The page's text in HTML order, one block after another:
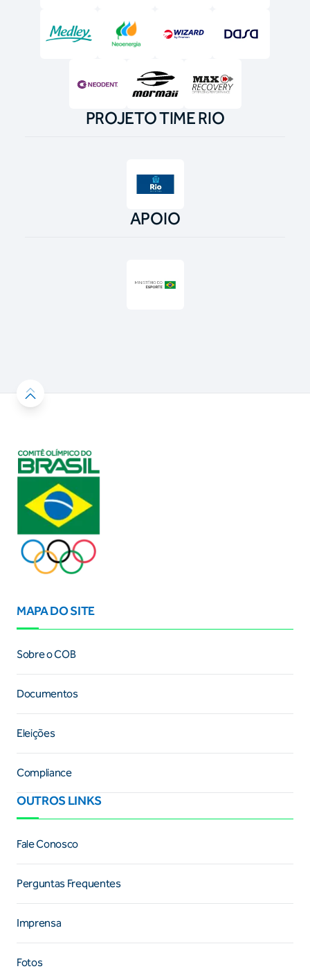
PROJETO TIME RIO
APOIO
MAPA DO SITE
Sobre o COB
Documentos
Eleições
Compliance
OUTROS LINKS
Fale Conosco
Perguntas Frequentes
Imprensa
Fotos